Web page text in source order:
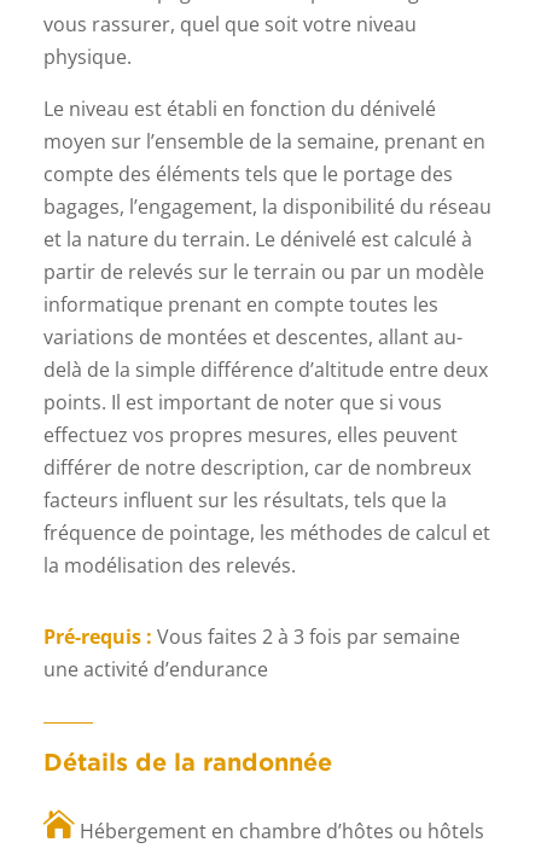
vous rassurer, quel que soit votre niveau
physique.
Le niveau est établi en fonction du dénivelé
moyen sur l’ensemble de la semaine, prenant en
compte des éléments tels que le portage des
bagages, l’engagement, la disponibilité du réseau
et la nature du terrain. Le dénivelé est calculé à
partir de relevés sur le terrain ou par un modèle
informatique prenant en compte toutes les
variations de montées et descentes, allant au-
delà de la simple différence d’altitude entre deux
points. Il est important de noter que si vous
effectuez vos propres mesures, elles peuvent
différer de notre description, car de nombreux
facteurs influent sur les résultats, tels que la
fréquence de pointage, les méthodes de calcul et
la modélisation des relevés.
Pré-requis : Vous faites 2 à 3 fois par semaine
une activité d’endurance
Détails de la randonnée
Hébergement en chambre d’hôtes ou hôtels